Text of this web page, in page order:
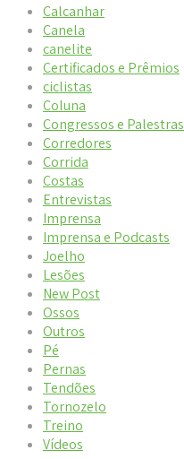
Calcanhar
Canela
canelite
Certificados e Prêmios
ciclistas
Coluna
Congressos e Palestras
Corredores
Corrida
Costas
Entrevistas
Imprensa
Imprensa e Podcasts
Joelho
Lesões
New Post
Ossos
Outros
Pé
Pernas
Tendões
Tornozelo
Treino
Vídeos